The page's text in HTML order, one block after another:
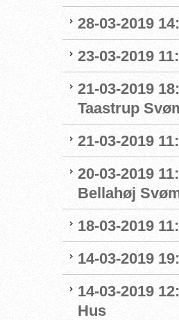
28-03-2019
23-03-2019
21-03-2019
Taastrup
21-03-2019
20-03-2019
Bellahøj
18-03-2019
14-03-2019
14-03-2019
Hus